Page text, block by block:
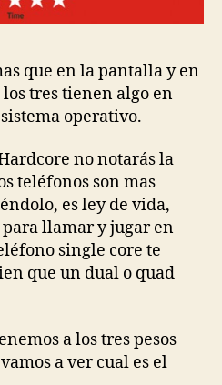
que en la pantalla y en
tres tienen algo en
operativo.
no notarás la
teléfonos son mas
es ley de vida,
llamar y jugar en
single core te
que un dual o quad
a los tres pesos
a ver cual es el